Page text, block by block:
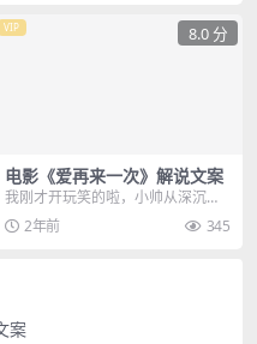
VIP 8.0 分
电影《爱再来一次》解说文案
我刚才开玩笑的啦，小帅从深沉的
梦境中猛然惊醒，他赫然发现，昨
日还静静躺在那里，被...
2年前 345
案